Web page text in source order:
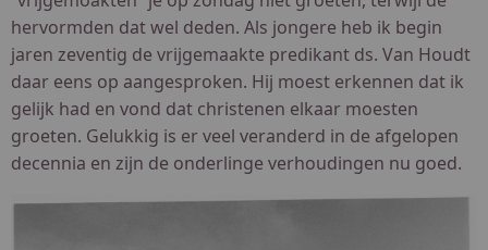
hervormden dat wel deden. Als jongere heb ik begin
jaren zeventig de vrijgemaakte predikant ds. Van Houdt
daar eens op aangesproken. Hij moest erkennen dat ik
gelijk had en vond dat christenen elkaar moesten
groeten. Gelukkig is er veel veranderd in de afgelopen
decennia en zijn de onderlinge verhoudingen nu goed.